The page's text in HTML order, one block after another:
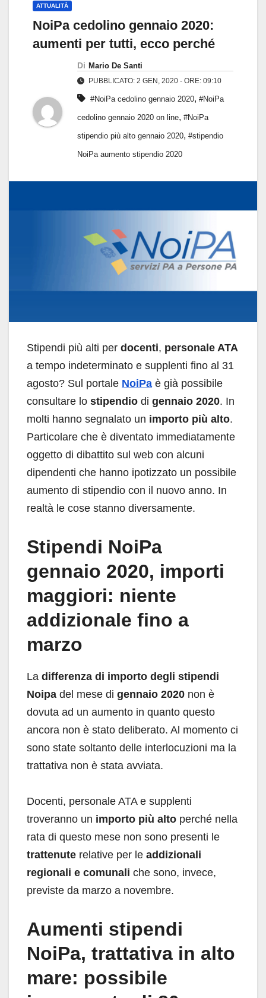
ATTUALITÀ
NoiPa cedolino gennaio 2020:
aumenti per tutti, ecco perché
Di Mario De Santi
PUBBLICATO: 2 GEN, 2020 - ORE: 09:10
#NoiPa cedolino gennaio 2020, #NoiPa
cedolino gennaio 2020 on line, #NoiPa
stipendio più alto gennaio 2020, #stipendio
NoiPa aumento stipendio 2020
Stipendi più alti per docenti, personale ATA
a tempo indeterminato e supplenti fino al 31
agosto? Sul portale NoiPa è già possibile
consultare lo stipendio di gennaio 2020. In
molti hanno segnalato un importo più alto.
Particolare che è diventato immediatamente
oggetto di dibattito sul web con alcuni
dipendenti che hanno ipotizzato un possibile
aumento di stipendio con il nuovo anno. In
realtà le cose stanno diversamente.
Stipendi NoiPa
gennaio 2020, importi
maggiori: niente
addizionale fino a
marzo
La differenza di importo degli stipendi
Noipa del mese di gennaio 2020 non è
dovuta ad un aumento in quanto questo
ancora non è stato deliberato. Al momento ci
sono state soltanto delle interlocuzioni ma la
trattativa non è stata avviata.
Docenti, personale ATA e supplenti
troveranno un importo più alto perché nella
rata di questo mese non sono presenti le
trattenute relative per le addizionali
regionali e comunali che sono, invece,
previste da marzo a novembre.
Aumenti stipendi
NoiPa, trattativa in alto
mare: possibile